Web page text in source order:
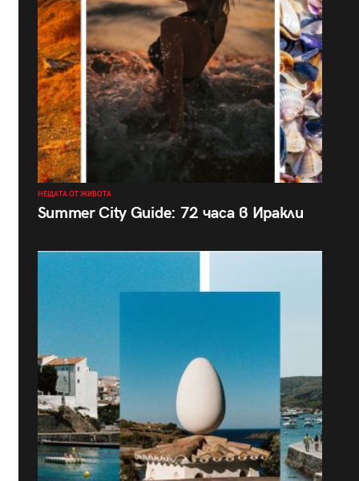
НЕЩАТА ОТ ЖИВОТА
Summer City Guide: 72 часа в Иракли